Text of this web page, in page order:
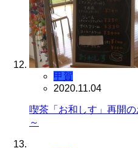
甲賀
2020.11.04
喫茶「お和しす」再開
～